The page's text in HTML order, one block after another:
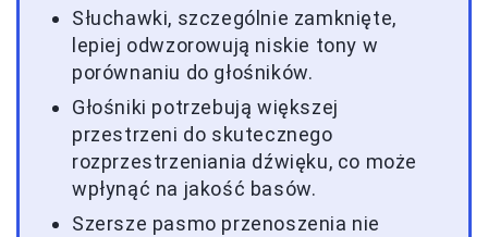
Słuchawki, szczególnie zamknięte,
lepiej odwzorowują niskie tony w
porównaniu do głośników.
Głośniki potrzebują większej
przestrzeni do skutecznego
rozprzestrzeniania dźwięku, co może
wpłynąć na jakość basów.
Szersze pasmo przenoszenia nie